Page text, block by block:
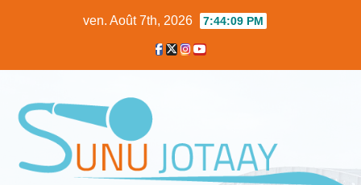
ven. Août 7th, 2026 7:44:10 PM